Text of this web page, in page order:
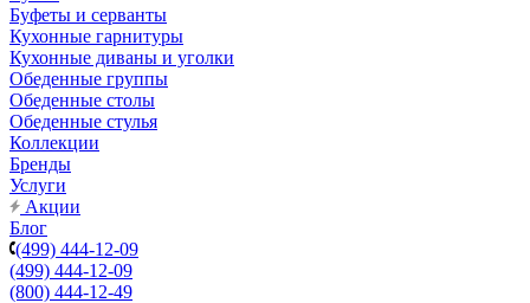
Буфеты и серванты
Кухонные гарнитуры
Кухонные диваны и уголки
Обеденные группы
Обеденные столы
Обеденные стулья
Коллекции
Бренды
Услуги
Акции
Блог
(499) 444-12-09
(499) 444-12-09
(800) 444-12-49